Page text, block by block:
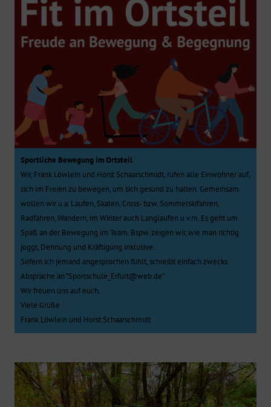
Sportliche Bewegung im Ortsteil
Wir, Frank Löwlein und Horst Schaarschmidt, rufen alle Einwohner auf,
sich im Freien zu bewegen, um sich gesund zu halten. Gemeinsam
wollen wir u.a. Laufen, Skaten, Cross- bzw. Sommerskifahren,
Radfahren, Wandern, im Winter auch Langlaufen u.v.m. Es geht um
Spaß an der Bewegung im Team. Bspw. zeigen wir, wie man richtig
joggt, Dehnung und Kräftigung inklusive.
Sofern ich jemand angesprochen fühlt, schreibt einfach zwecks
Absprache an "Sportschule_Erfurt@web.de"
Wir freuen uns auf euch.
Viele Grüße
Frank Löwlein und Horst Schaarschmidt